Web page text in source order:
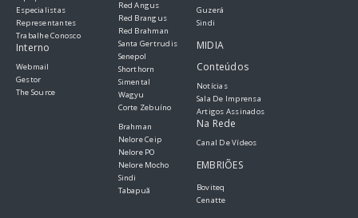
Especialistas
Representantes
Trabalhe Conosco
Interno
Webmail
Gestor
The Source
Red Angus
Red Brangus
Red Brahman
Santa Gertrudis
Senepol
Shorthorn
Simental
Wagyu
Corte Zebuíno
Brahman
Nelore Ceip
Nelore PO
Nelore Mocho
Sindi
Tabapuã
Guzerá
Sindi
MIDIA
Conteúdos
Notícias
Sala De Imprensa
Artigos Assinados
Na Rede
Canal De Vídeos
EMBRIÕES
Boviteq
Cenatte